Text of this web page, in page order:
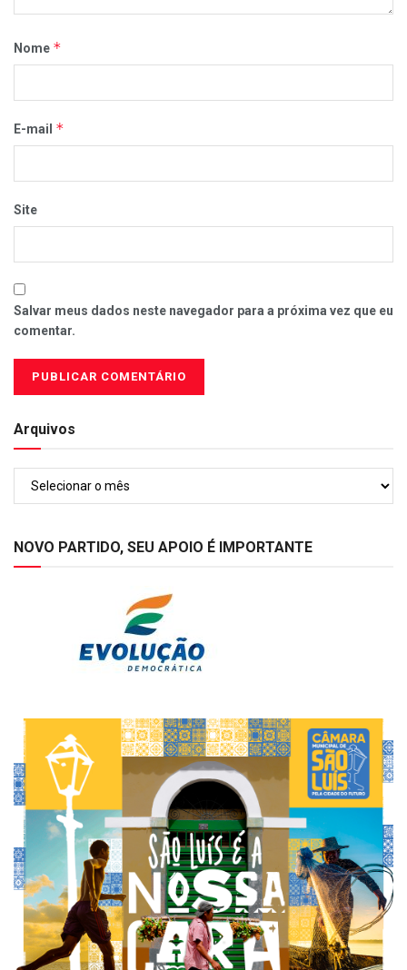
Nome *
E-mail *
Site
Salvar meus dados neste navegador para a próxima vez que eu
comentar.
Arquivos
NOVO PARTIDO, SEU APOIO É IMPORTANTE